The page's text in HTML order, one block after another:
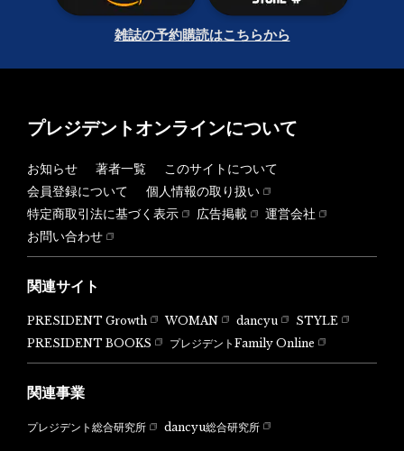
雑誌の予約購読はこちらから
プレジデントオンラインについて
お知らせ 著者一覧
このサイトについて
会員登録について
個人情報の取り扱い
特定商取引法に基づく表示
広告掲載
運営会社
お問い合わせ
関連サイト
PRESIDENT Growth WOMAN dancyu
STYLE
PRESIDENT BOOKS
プレジデントFamily Online
関連事業
プレジデント総合研究所 dancyu総合研究所